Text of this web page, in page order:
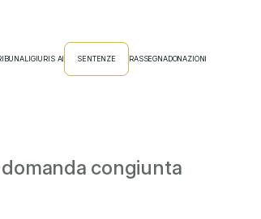
GIURIS AI SENTENZE RASSEGNADONAZIONI
congiunta